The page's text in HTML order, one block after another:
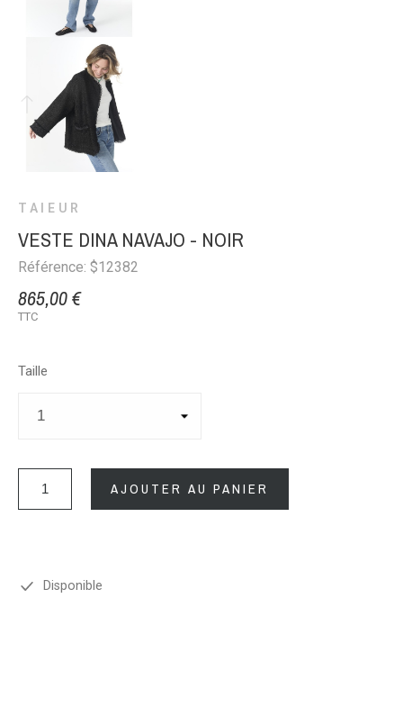
TAIEUR
VESTE DINA NAVAJO - NOIR
Référence: $12382
865,00 €
TTC
Taille
AJOUTER AU PANIER
Disponible